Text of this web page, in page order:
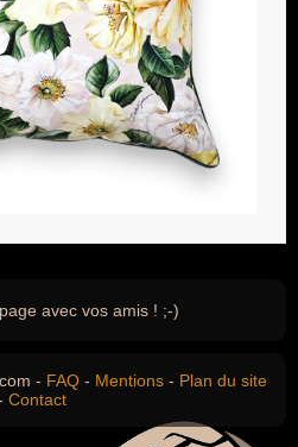
avec vos amis ! ;-)
- FAQ - Mentions - Plan du site
Contact